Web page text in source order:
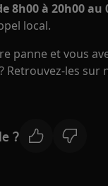
8h00 à 20h00 au
local.
panne et vous
Retrouvez-les sur
?